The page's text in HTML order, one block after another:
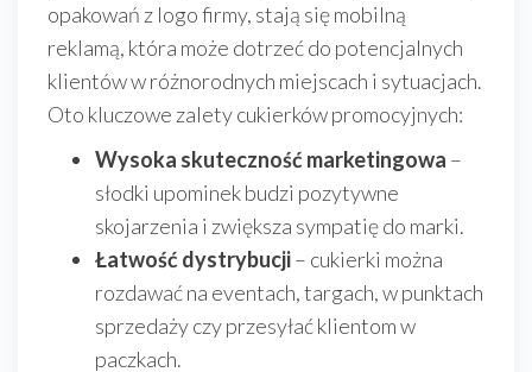
opakowań z logo firmy, stają się mobilną
reklamą, która może dotrzeć do potencjalnych
klientów w różnorodnych miejscach i sytuacjach.
Oto kluczowe zalety cukierków promocyjnych:
Wysoka skuteczność marketingowa –
słodki upominek budzi pozytywne
skojarzenia i zwiększa sympatię do marki.
Łatwość dystrybucji– cukierki można
rozdawać na eventach, targach, w punktach
sprzedaży czy przesyłać klientom w
paczkach.